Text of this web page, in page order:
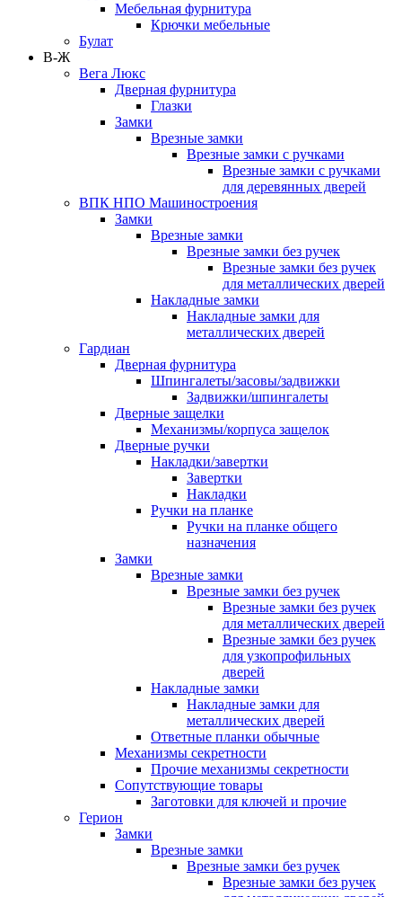
Мебельная фурнитура
Крючки мебельные
Булат
В-Ж
Вега Люкс
Дверная фурнитура
Глазки
Замки
Врезные замки
Врезные замки с ручками
Врезные замки с ручками
для деревянных дверей
ВПК НПО Машиностроения
Замки
Врезные замки
Врезные замки без ручек
Врезные замки без ручек
для металлических дверей
Накладные замки
Накладные замки для
металлических дверей
Гардиан
Дверная фурнитура
Шпингалеты/засовы/задвижки
Задвижки/шпингалеты
Дверные защелки
Механизмы/корпуса защелок
Дверные ручки
Накладки/завертки
Завертки
Накладки
Ручки на планке
Ручки на планке общего
назначения
Замки
Врезные замки
Врезные замки без ручек
Врезные замки без ручек
для металлических дверей
Врезные замки без ручек
для узкопрофильных
дверей
Накладные замки
Накладные замки для
металлических дверей
Ответные планки обычные
Механизмы секретности
Прочие механизмы секретности
Сопутствующие товары
Заготовки для ключей и прочие
Герион
Замки
Врезные замки
Врезные замки без ручек
Врезные замки без ручек